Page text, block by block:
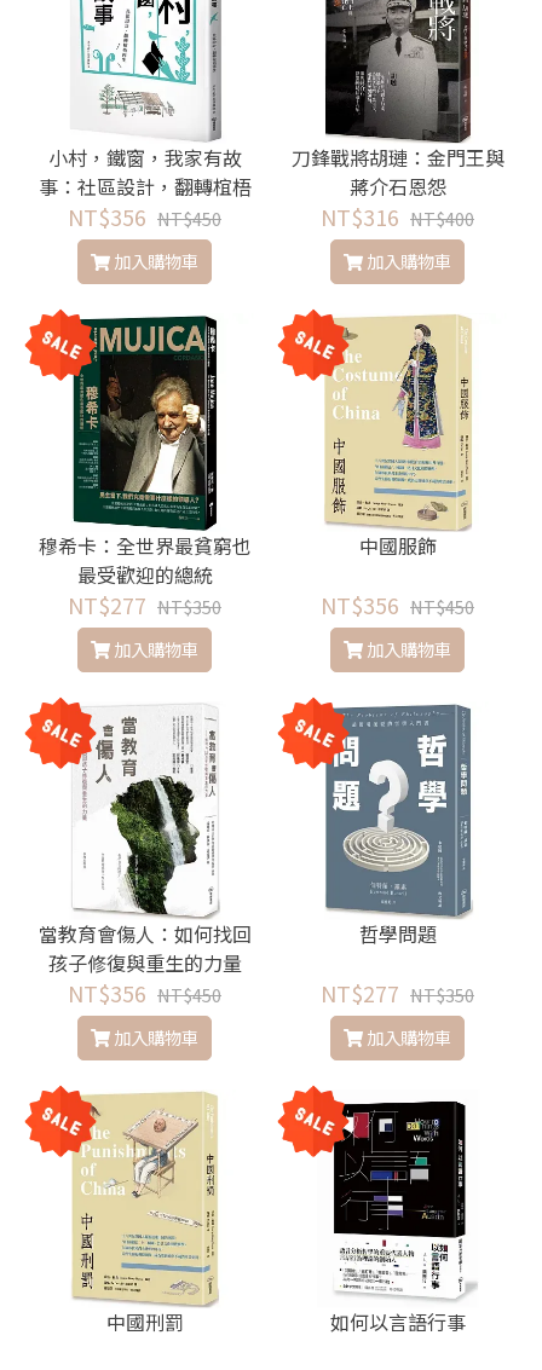
小村，鐵窗，我家有故
事：社區設計，翻轉椬梧
再生
NT$356 NT$450
加入購物車
刀鋒戰將胡璉：金門王與
蔣介石恩怨
NT$316 NT$400
加入購物車
穆希卡：全世界最貧窮也
最受歡迎的總統
NT$277 NT$350
加入購物車
中國服飾
NT$356 NT$450
加入購物車
當教育會傷人：如何找回
孩子修復與重生的力量
NT$356 NT$450
加入購物車
哲學問題
NT$277 NT$350
加入購物車
中國刑罰 如何以言語行事